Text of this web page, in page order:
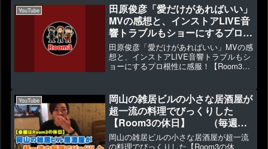
YouTube
田原俊彦「愛だけがあればいい」
MVの感想と、インストアLIVE音
響トラブルもショーにするプロ根
性に感服！【Room3の見れるラ
ジオ】 （アリオ八
尾 抱きしめてTONIGHT ごめ
田原俊彦「愛だけがあればいい」MVの感
想と、インストアLIVE音響トラブルもシ
ョーにするプロ根性に感服！【Room3の
▶1156 👍114今回は歌で聴かせる大人
な...
YouTube
岡山の雑居ビルの小さな居酒屋が
超一流の料理でびっくりした
【Room3の休日】 （毎週金
曜日は旅行・行楽・グルメなどの
遊びの動画になります）
岡山の雑居ビルの小さな居酒屋が超一流
の料理でびっくりした【Room3の休